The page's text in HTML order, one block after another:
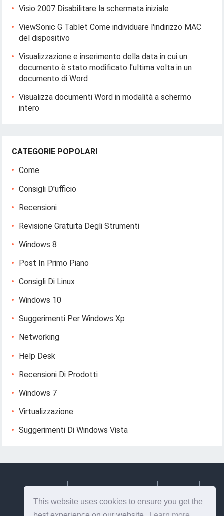
This website uses cookies to ensure you get the
Visio 2007 Disabilitare la schermata iniziale
ViewSonic G Tablet Come individuare l'indirizzo MAC
del dispositivo
Visualizzazione e inserimento della data in cui un
documento è stato modificato l'ultima volta in un
documento di Word
Visualizza documenti Word in modalità a schermo
intero
CATEGORIE POPOLARI
Come
Consigli D'ufficio
Recensioni
Revisione Gratuita Degli Strumenti
Windows 8
Post In Primo Piano
Consigli Di Linux
Windows 10
Suggerimenti Per Windows Xp
Networking
Help Desk
Recensioni Di Prodotti
Windows 7
Virtualizzazione
Suggerimenti Di Windows Vista